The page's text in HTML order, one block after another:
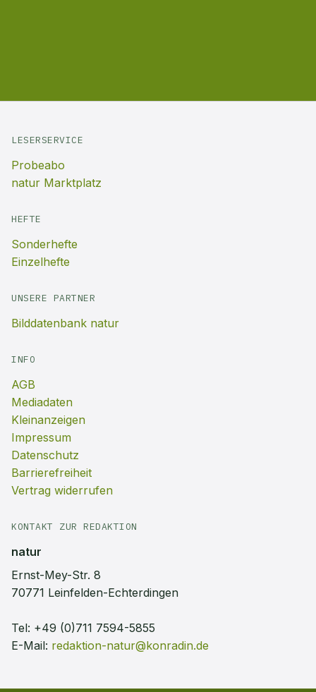
LESERSERVICE
Probeabo
natur Marktplatz
HEFTE
Sonderhefte
Einzelhefte
UNSERE PARTNER
Bilddatenbank natur
INFO
AGB
Mediadaten
Kleinanzeigen
Impressum
Datenschutz
Barrierefreiheit
Vertrag widerrufen
KONTAKT ZUR REDAKTION
natur
Ernst-Mey-Str. 8
70771 Leinfelden-Echterdingen
Tel: +49 (0)711 7594-5855
E-Mail: redaktion-natur@konradin.de